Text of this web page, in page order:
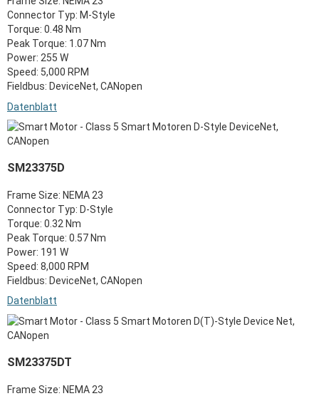
Connector Typ: M-Style
Torque: 0.48 Nm
Peak Torque: 1.07 Nm
Power: 255 W
Speed: 5,000 RPM
Fieldbus: DeviceNet, CANopen
Datenblatt
SM23375D
Frame Size: NEMA 23
Connector Typ: D-Style
Torque: 0.32 Nm
Peak Torque: 0.57 Nm
Power: 191 W
Speed: 8,000 RPM
Fieldbus: DeviceNet, CANopen
Datenblatt
SM23375DT
Frame Size: NEMA 23